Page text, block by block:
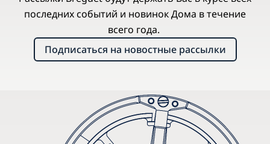
последних событий и новинок Дома в течение
всего года.
Подписаться на новостные рассылки